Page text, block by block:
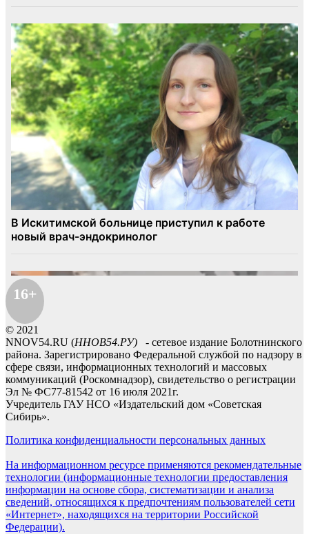
16+
© 2021
NNOV54.RU (ННОВ54.РУ) - сетевое издание Болотнинского
района. Зарегистрировано Федеральной службой по надзору в
сфере связи, информационных технологий и массовых
коммуникаций (Роскомнадзор), свидетельство о регистрации
Эл № ФС77-81542 от 16 июля 2021г.
Учредитель ГАУ НСО «Издательский дом «Советская
Сибирь».
Политика конфиденциальности персональных данных
На информационном ресурсе применяются рекомендательные
технологии (информационные технологии предоставления
информации на основе сбора, систематизации и анализа
сведений, относящихся к предпочтениям пользователей сети
«Интернет», находящихся на территории Российской
Федерации).